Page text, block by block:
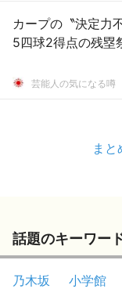
カープの〝決定力
5四球2得点の残塁
芸能人の気になる噂
ま
話題のキーワー
乃木坂 小学館